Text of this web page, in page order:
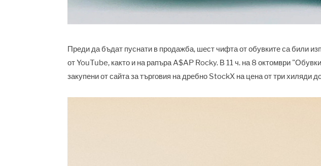
Преди да бъдат пуснати в продажба, шест чифта от обувките са били
от YouTube, както и на рапъра A$AP Rocky. В 11 ч. на 8 октомври
закупени от сайта за търговия на дребно StockX на цена от три хиляди